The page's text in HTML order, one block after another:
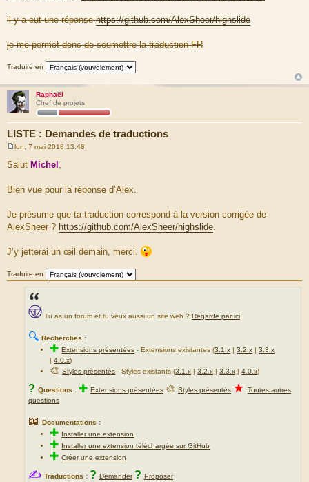
il y a eut une réponsehttps://github.com/AlexSheer/highslide
je me permet donc de soumettre la traduction FR
Traduire en
Raphaël
Chef de projets
LISTE : Demandes de traductions
e
s
g
lun. 7 mai 2018 13:48
Salut Michel ,
Bien vue pour la réponse d’Alex.
Je présume que ta traduction correspond à la version corrigée de
AlexSheer ? https://github.com/AlexSheer/highslide.
J’y jetterai un œil demain, merci.
Traduire en
Tu as un forum et tu veux aussi un site web ? Regarde par ici
🔍 Recherches :
✚Extensions présentées -Extensions existantes (3.1.x |3.2.x |3.3.x
|4.0.x)
🎨Styles présentés - Styles existants (3.1.x |3.2.x |3.3.x |4.0.x)
? Questions : ✚ Extensions présentées 🎨 Styles présentés ★ Toutes autres
questions
📖 Documentations :
✚ Installer une extension
✚ Installer une extension téléchargée sur GitHub
✚Créer une extension
✍ Traductions : ? Demander ? Proposer